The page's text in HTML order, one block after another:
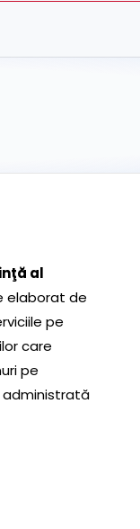
al
elaborat de
pe
care
pe